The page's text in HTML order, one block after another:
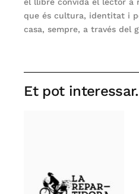
que és cultura, identitat i
casa, sempre, a través del
Et pot